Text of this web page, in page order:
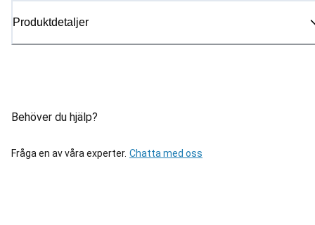
Produktdetaljer
Behöver du hjälp?
Fråga en av våra experter. Chatta med oss